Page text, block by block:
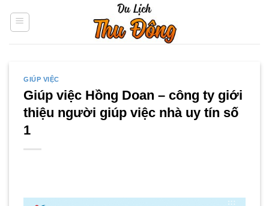
GIÚP VIỆC
Giúp việc Hồng Doan – công ty giới
thiệu người giúp việc nhà uy tín số
1